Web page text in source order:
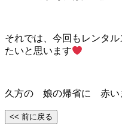
それでは、今回もレンタ
たいと思います
久方の 娘の帰省に 赤い
<< 前に戻る